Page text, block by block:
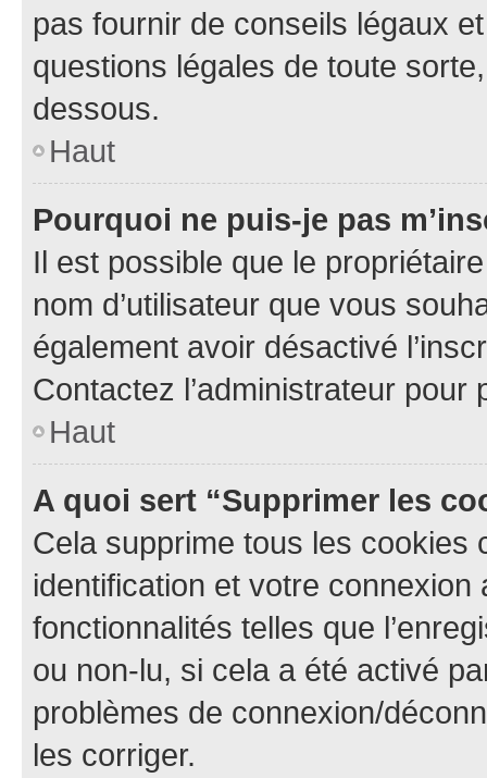
pas fournir de conseils légaux
questions légales de toute
dessous.
Haut
Pourquoi ne puis-je pas
Il est possible que le
nom d’utilisateur que vous
également avoir désactivé
Contactez l’administrateur
Haut
A quoi sert “Supprimer les
Cela supprime tous les cookies
identification et votre
fonctionnalités telles que
ou non-lu, si cela a été activé
problèmes de connexion/
les corriger.